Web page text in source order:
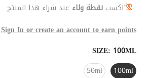
اكسبنقطة ولاء عند شراء هذا المنتج
Sign In or create an account to earn points
SIZE: 100ML
100ml
50ml